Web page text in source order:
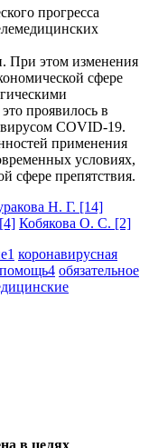
прогресса
При этом изменения
сфере
проявилось в
COVID‑19.
применения
условиях,
сфере препятствия.
Н. Г. [14]
[4] Кобякова О. С. [2]
1 коронавирусная
4 обязательное
в целях